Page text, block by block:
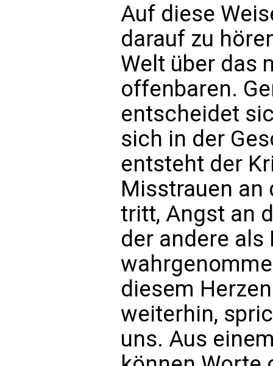
Auf diese
darauf zu
Welt über das
offenbaren.
entscheidet
sich in der
entsteht der
Misstrauen an
tritt, Angst an
der andere als
diesem
weiterhin,
uns. Aus